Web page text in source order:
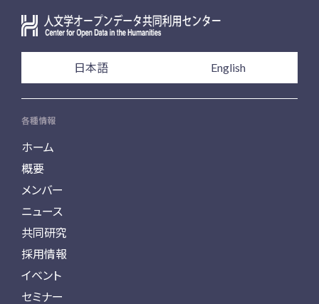
日本語 English
各種情報
ホーム
概要
メンバー
ニュース
共同研究
採用情報
イベント
セミナー